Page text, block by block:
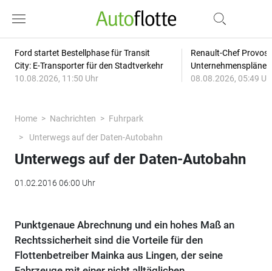
Ford startet Bestellphase für Transit
City: E-Transporter für den Stadtverkehr
10.08.2026, 11:50 Uhr
Renault-Chef
08.08.2026, 05:49
Home Nachrichten
Fuhrpark
Unterwegs auf der Daten-Autobahn
Unterwegs auf der Daten-Autobahn
01.02.2016 06:00 Uhr
Punktgenaue Abrechnung und ein hohes Maß an
Rechtssicherheit sind die Vorteile für den
Flottenbetreiber Mainka aus Lingen, der seine